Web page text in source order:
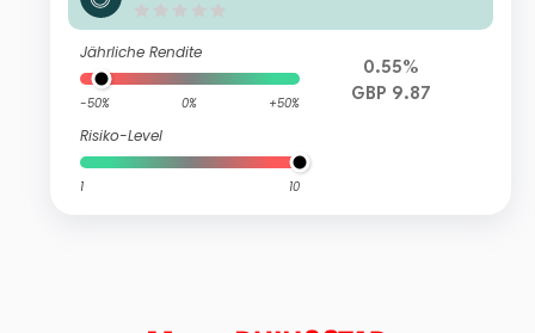
Fund B GBP Inc
Jährliche Rendite
-50% 0% +50%
Risiko-Level
1 10
0.55%
GBP 9.87